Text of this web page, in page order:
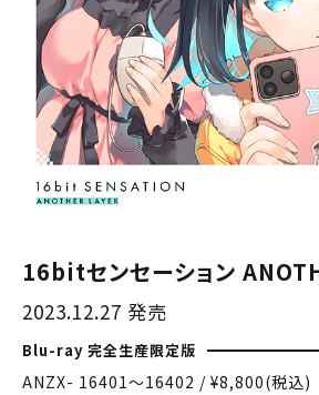
16bitセンセーション
2023.12.27 発売
Blu-ray 完全生産限定版
ANZX- 16401〜16402 / ¥8,800(税込)